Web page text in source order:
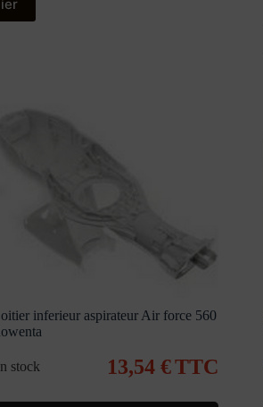
inferieur aspirateur Air force 560
stock 13,54 €TTC